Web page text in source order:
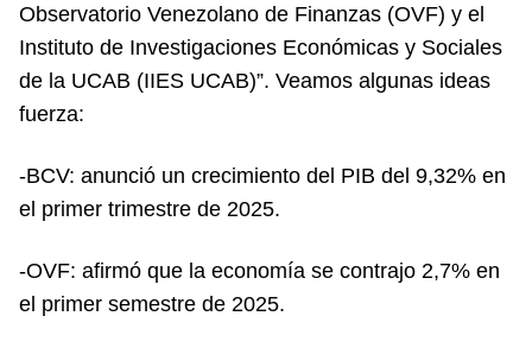
Observatorio Venezolano de Finanzas (OVF) y el
Instituto de Investigaciones Económicas y Sociales
de la UCAB (IIES UCAB)”. Veamos algunas ideas
fuerza:
-BCV: anunció un crecimiento del PIB del 9,32% en
el primer trimestre de 2025.
-OVF: afirmó que la economía se contrajo 2,7% en
el primer semestre de 2025.